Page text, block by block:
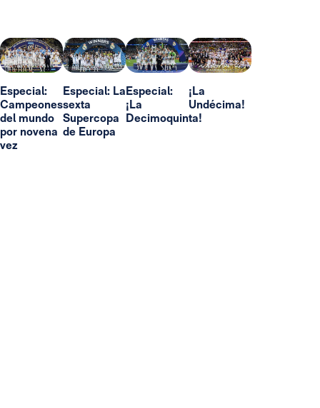
Especial:
Campeones
del mundo
por novena
vez
Especial: La
sexta
Supercopa
de Europa
Especial:
¡La
Decimoquinta!
¡La
Undécima!